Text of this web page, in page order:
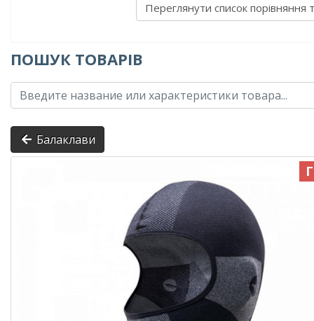
Переглянути список порівняння
ПОШУК ТОВАРІВ
Балаклави